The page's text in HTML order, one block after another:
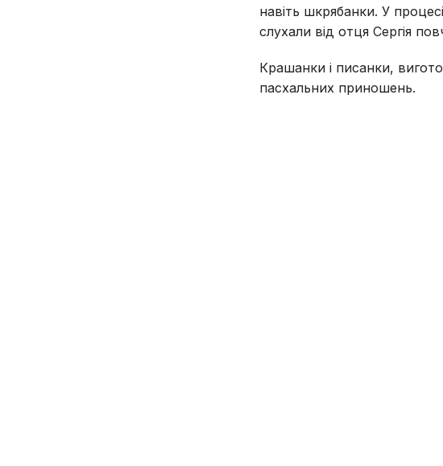
навіть шкрябанки. У
слухали від отця Сергія
Крашанки і писанки,
пасхальних приношень.